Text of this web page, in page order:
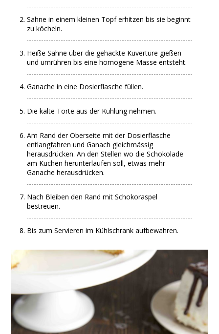
Sahne in einem kleinen Topf erhitzen bis sie beginnt
zu köcheln.
Heiße Sahne über die gehackte Kuvertüre gießen
und umrühren bis eine homogene Masse entsteht.
Ganache in eine Dosierflasche füllen.
Die kalte Torte aus der Kühlung nehmen.
Am Rand der Oberseite mit der Dosierflasche
entlangfahren und Ganach gleichmässig
herausdrücken. An den Stellen wo die Schokolade
am Kuchen herunterlaufen soll, etwas mehr
Ganache herausdrücken.
Nach Bleiben den Rand mit Schokoraspel
bestreuen.
Bis zum Servieren im Kühlschrank aufbewahren.